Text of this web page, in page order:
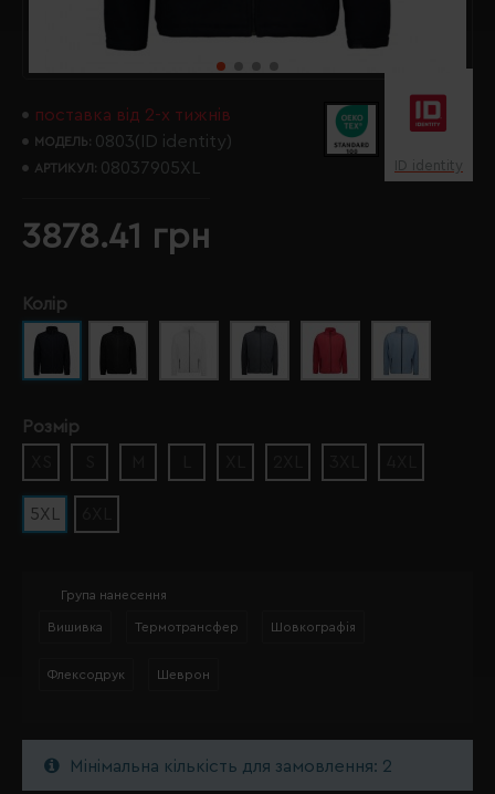
поставка від 2-х тижнів
МОДЕЛЬ: 0803(ID identity)
АРТИКУЛ: 08037905XL ID identity
3878.41 грн
Колір
Розмір
5XL
Група нанесення
Вишивка Термотрансфер Шовкографія
Флексодрук Шеврон
Мінімальна кількість для замовлення: 2